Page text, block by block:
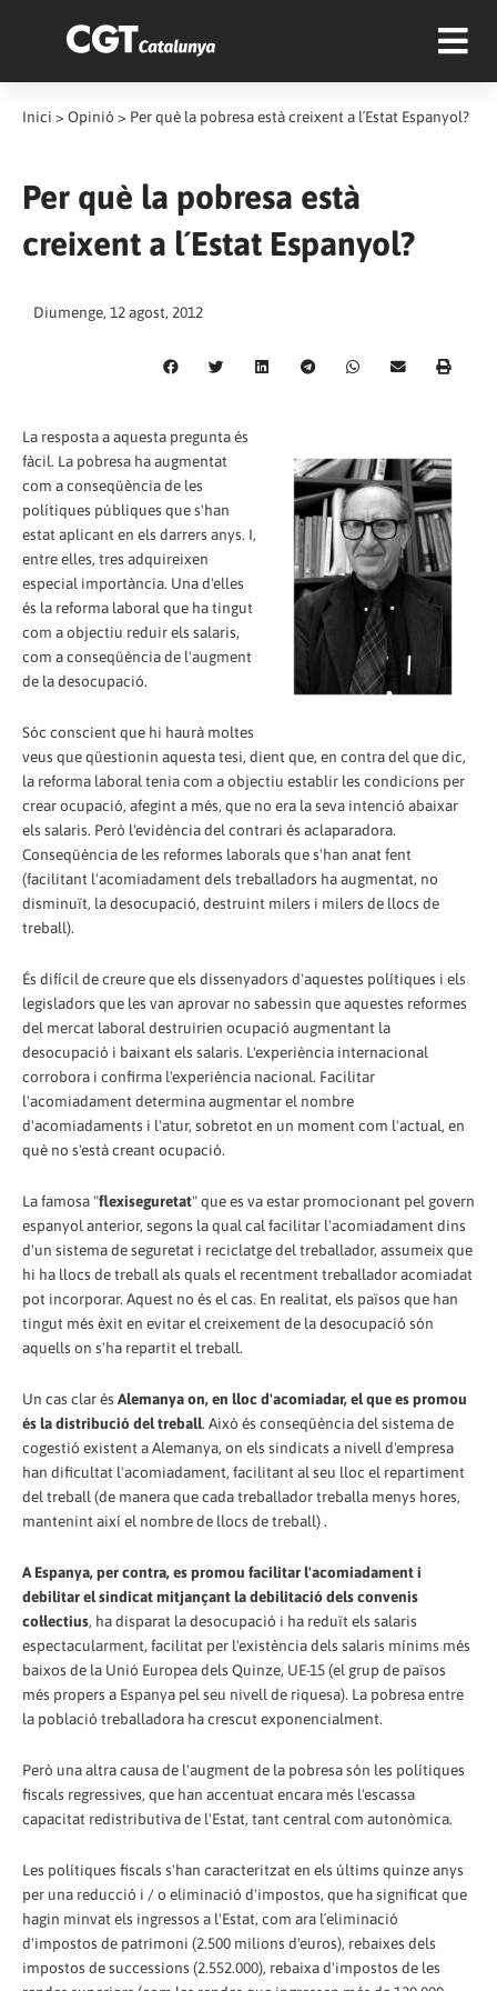
Inici > Opinió > Per què la pobresa està creixent a l´Estat Espanyol?
Per què la pobresa està
creixent a l´Estat Espanyol?
Diumenge, 12 agost, 2012
La resposta a aquesta pregunta és
fàcil. La pobresa ha augmentat
com a conseqüència de les
polítiques públiques que s'han
estat aplicant en els darrers anys. I,
entre elles, tres adquireixen
especial importància. Una d'elles
és la reforma laboral que ha tingut
com a objectiu reduir els salaris,
com a conseqüència de l'augment
de la desocupació.
Sóc conscient que hi haurà moltes
veus que qüestionin aquesta tesi, dient que, en contra del que dic,
la reforma laboral tenia com a objectiu establir les condicions per
crear ocupació, afegint a més, que no era la seva intenció abaixar
els salaris. Però l'evidència del contrari és aclaparadora.
Conseqüència de les reformes laborals que s'han anat fent
(facilitant l'acomiadament dels treballadors ha augmentat, no
disminuït, la desocupació, destruint milers i milers de llocs de
treball).
És difícil de creure que els dissenyadors d'aquestes polítiques i els
legisladors que les van aprovar no sabessin que aquestes reformes
del mercat laboral destruirien ocupació augmentant la
desocupació i baixant els salaris. L'experiència internacional
corrobora i confirma l'experiència nacional. Facilitar
l'acomiadament determina augmentar el nombre
d'acomiadaments i l'atur, sobretot en un moment com l'actual, en
què no s'està creant ocupació.
La famosa "flexiseguretat" que es va estar promocionant pel govern
espanyol anterior, segons la qual cal facilitar l'acomiadament dins
d'un sistema de seguretat i reciclatge del treballador, assumeix que
hi ha llocs de treball als quals el recentment treballador acomiadat
pot incorporar. Aquest no és el cas. En realitat, els països que han
tingut més èxit en evitar el creixement de la desocupació són
aquells on s'ha repartit el treball.
Un cas clar és Alemanya on, en lloc d'acomiadar, el que es promou
és la distribució del treball. Això és conseqüència del sistema de
cogestió existent a Alemanya, on els sindicats a nivell d'empresa
han dificultat l'acomiadament, facilitant al seu lloc el repartiment
del treball (de manera que cada treballador treballa menys hores,
mantenint així el nombre de llocs de treball) .
A Espanya, per contra, es promou facilitar l'acomiadament i
debilitar el sindicat mitjançant la debilitació dels convenis
col·lectius, ha disparat la desocupació i ha reduït els salaris
espectacularment, facilitat per l'existència dels salaris mínims més
baixos de la Unió Europea dels Quinze, UE-15 (el grup de països
més propers a Espanya pel seu nivell de riquesa). La pobresa entre
la població treballadora ha crescut exponencialment.
Però una altra causa de l'augment de la pobresa són les polítiques
fiscals regressives, que han accentuat encara més l'escassa
capacitat redistributiva de l'Estat, tant central com autonòmica.
Les polítiques fiscals s'han caracteritzat en els últims quinze anys
per una reducció i / o eliminació d'impostos, que ha significat que
hagin minvat els ingressos a l'Estat, com ara l´eliminació
d'impostos de patrimoni (2.500 milions d'euros), rebaixes dels
impostos de successions (2.552.000), rebaixa d'impostos de les